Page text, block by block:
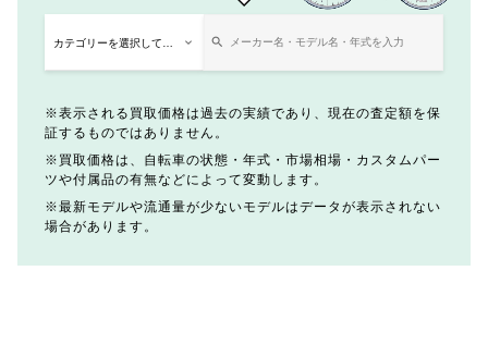
表示される買取価格は過去の実績であり、現在の査定額を保
証するものではありません。
買取価格は、自転車の状態・年式・市場相場・カスタムパー
ツや付属品の有無などによって変動します。
最新モデルや流通量が少ないモデルはデータが表示されない
場合があります。